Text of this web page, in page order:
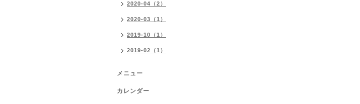
2020-04（2）
2020-03（1）
2019-10（1）
2019-02（1）
メニュー
カレンダー